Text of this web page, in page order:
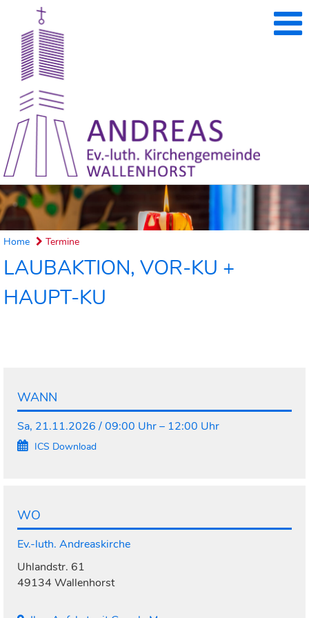
Home Termine
LAUBAKTION, VOR-KU +
HAUPT-KU
WANN
Sa, 21.11.2026 / 09:00 Uhr – 12:00 Uhr
ICS Download
WO
Ev.-luth. Andreaskirche
Uhlandstr. 61
49134 Wallenhorst